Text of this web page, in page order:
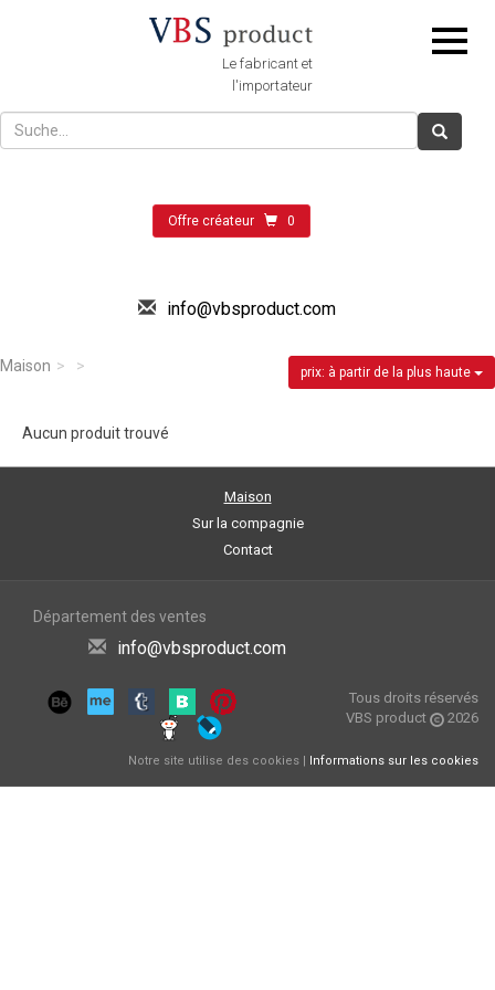
Le fabricant et
l'importateur
Offre créateur 0
info@vbsproduct.com
Maison prix: à partir de la plus haute
Aucun produit trouvé
Maison
Sur la compagnie
Contact
Département des ventes
info@vbsproduct.com
Tous droits réservés
VBS product
2026
Notre site utilise des cookies | Informations sur les cookies